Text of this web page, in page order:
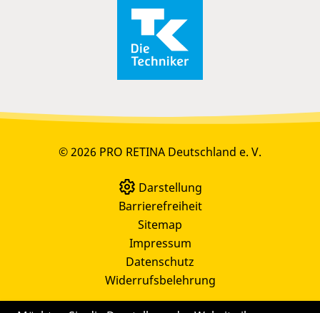
© 2026 PRO RETINA Deutschland e. V.
Darstellung
Barrierefreiheit
Sitemap
Impressum
Datenschutz
Widerrufsbelehrung